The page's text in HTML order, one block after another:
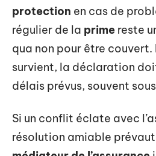
protection en cas de
régulier de la prime reste
qua non pour être couvert.
survient, la déclaration
délais prévus, souvent
Si un conflit éclate avec
résolution amiable